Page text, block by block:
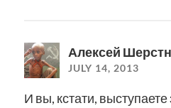
Алексей
JULY 14, 2013
И вы, кстати,